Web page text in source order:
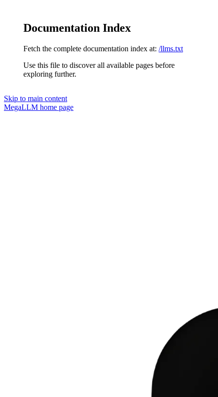
Documentation Index
Fetch the complete documentation index at: /llms.txt
Use this file to discover all available pages before
exploring further.
Skip to main content
MegaLLM home page